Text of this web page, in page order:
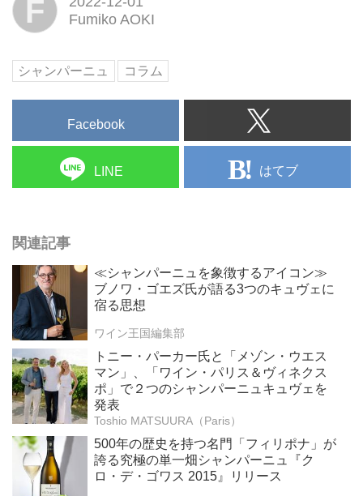
F
Fumiko AOKI
シャンパーニュ コラム
Facebook
LINE はてブ
関連記事
≪シャンパーニュを象徴するアイコン≫
ブノワ・ゴエズ氏が語る3つのキュヴェに
宿る思想
ワイン王国編集部
トニー・パーカー氏と「メゾン・ウエス
マン」、「ワイン・パリス＆ヴィネクス
ポ」で２つのシャンパーニュキュヴェを
発表
Toshio MATSUURA（Paris）
500年の歴史を持つ名門「フィリポナ」が
誇る究極の単一畑シャンパーニュ『ク
ロ・デ・ゴワス 2015』リリース